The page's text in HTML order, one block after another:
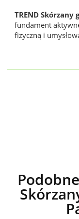
TREND Skórzany
fundament
fizyczną i